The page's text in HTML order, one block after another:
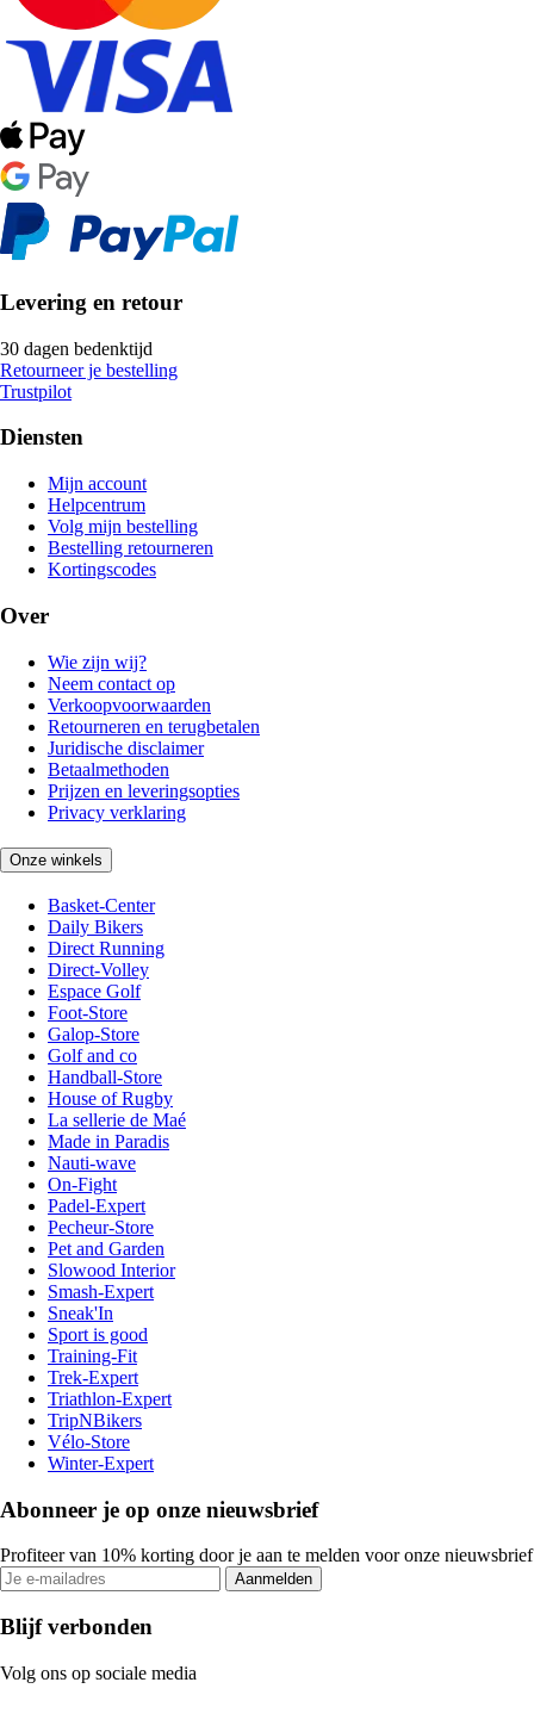
Levering en retour
30 dagen bedenktijd
Retourneer je bestelling
Trustpilot
Diensten
Mijn account
Helpcentrum
Volg mijn bestelling
Bestelling retourneren
Kortingscodes
Over
Wie zijn wij?
Neem contact op
Verkoopvoorwaarden
Retourneren en terugbetalen
Juridische disclaimer
Betaalmethoden
Prijzen en leveringsopties
Privacy verklaring
Onze winkels
Basket-Center
Daily Bikers
Direct Running
Direct-Volley
Espace Golf
Foot-Store
Galop-Store
Golf and co
Handball-Store
House of Rugby
La sellerie de Maé
Made in Paradis
Nauti-wave
On-Fight
Padel-Expert
Pecheur-Store
Pet and Garden
Slowood Interior
Smash-Expert
Sneak'In
Sport is good
Training-Fit
Trek-Expert
Triathlon-Expert
TripNBikers
Vélo-Store
Winter-Expert
Abonneer je op onze nieuwsbrief
Profiteer van 10% korting door je aan te melden voor onze nieuwsbrief
Aanmelden
Blijf verbonden
Volg ons op sociale media